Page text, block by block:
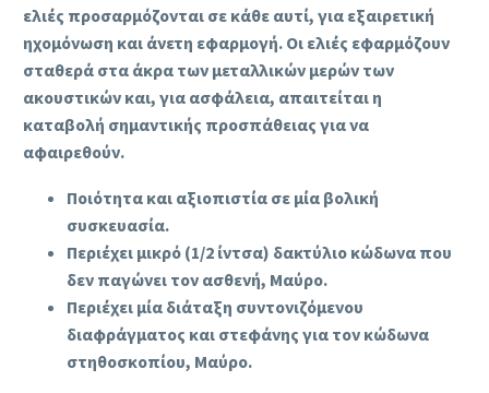
ελιές προσαρμόζονται σε κάθε αυτί, για εξαιρετική
ηχομόνωση και άνετη εφαρμογή. Οι ελιές εφαρμόζουν
σταθερά στα άκρα των μεταλλικών μερών των
ακουστικών και, για ασφάλεια, απαιτείται η
καταβολή σημαντικής προσπάθειας για να
αφαιρεθούν.
Ποιότητα και αξιοπιστία σε μία βολική
συσκευασία.
Περιέχει μικρό (1/2 ίντσα) δακτύλιο κώδωνα που
δεν παγώνει τον ασθενή, Μαύρο.
Περιέχει μία διάταξη συντονιζόμενου
διαφράγματος και στεφάνης για τον κώδωνα
στηθοσκοπίου, Μαύρο.